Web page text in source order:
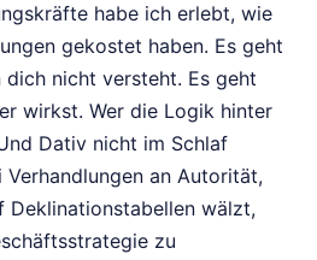
habe ich erlebt, wie
gekostet haben. Es geht
dich nicht versteht. Es geht
wirkst. Wer die Logik hinter
Dativ nicht im Schlaf
an Autorität,
Deklinationstabellen wälzt,
zu